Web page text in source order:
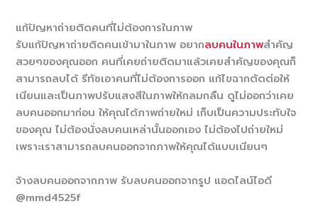
แก้ปัญหาถ่ายติดคนที่ไม่ต้องการในภาพ
รับแก้ปัญหาถ่ายติดคนเข้ามาในภาพ อยากลบคนในภาพสำคัญ
สวยๆของคุณออก คนที่เคยถ่ายติดมาแล้วเคยสำคัญของคุณก็
สามารถลบได้ รีทัชเอาคนที่ไม่ต้องการออก แก้ไขฉากตัดต่อให้
เนียนและเป็นภาพปรับแสงสีในภาพให้กลมกลืน ดูไม่ออกว่าเคย
ลบคนออกมาก่อน ให้คุณได้ภาพถ่ายใหม่ เก็บเป็นความประทับใจ
ของคุณ ไม่ต้องนั่งลบคนเหล่านั้นออกเอง ไม่ต้องไปถ่ายใหม่
เพราะเราสามารถลบคนออกจากภาพให้คุณได้แบบเนียนๆ
จ้างลบคนออกจากภาพ รับลบคนออกจากรูป แอดไลน์ไอดี
@mmd4525f